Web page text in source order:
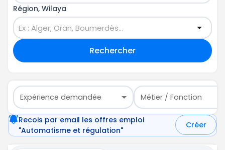
Région, Wilaya
Rechercher
Expérience demandée Métier / Fonction
Recois par email les offres emploi
"Automatisme et régulation"
Créer